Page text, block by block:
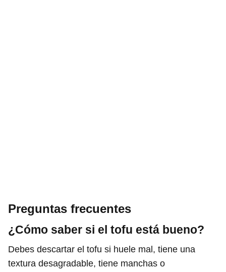
Preguntas frecuentes
¿Cómo saber si el tofu está bueno?
Debes descartar el tofu si huele mal, tiene una
textura desagradable, tiene manchas o